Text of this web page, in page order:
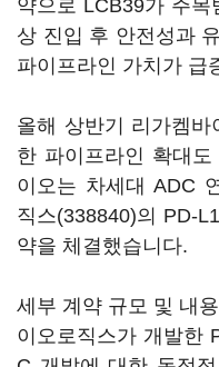
약으로 LCB39가 주
상 진입 후 안전성과
파이프라인 가치가 급
올해 상반기 리가켐
한 파이프라인 확대
이오는 차세대 ADC
직스(338840)의 PD-
약을 체결했습니다.
세부 계약 규모 및 내
이오로직스가 개발한